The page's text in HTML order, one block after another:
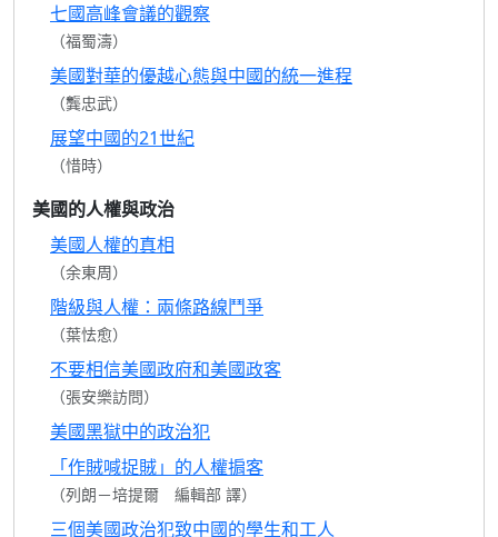
七國高峰會議的觀察
（福蜀濤）
美國對華的優越心態與中國的統一進程
（龔忠武）
展望中國的21世紀
（惜時）
美國的人權與政治
美國人權的真相
（余東周）
階級與人權：兩條路線鬥爭
（葉怯愈）
不要相信美國政府和美國政客
（張安樂訪問）
美國黑獄中的政治犯
「作賊喊捉賊」的人權掮客
（列朗－培提爾 編輯部 譯）
三個美國政治犯致中國的學生和工人